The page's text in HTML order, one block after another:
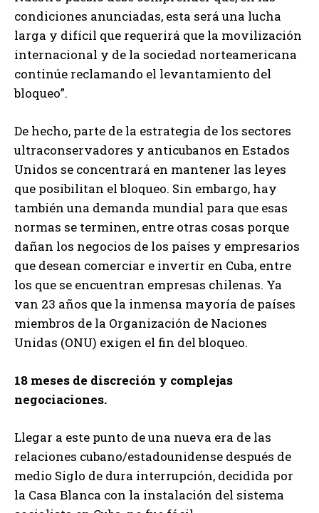
condiciones anunciadas, esta será una lucha
larga y difícil que requerirá que la movilización
internacional y de la sociedad norteamericana
continúe reclamando el levantamiento del
bloqueo”.
De hecho, parte de la estrategia de los sectores
ultraconservadores y anticubanos en Estados
Unidos se concentrará en mantener las leyes
que posibilitan el bloqueo. Sin embargo, hay
también una demanda mundial para que esas
normas se terminen, entre otras cosas porque
dañan los negocios de los países y empresarios
que desean comerciar e invertir en Cuba, entre
los que se encuentran empresas chilenas. Ya
van 23 años que la inmensa mayoría de países
miembros de la Organización de Naciones
Unidas (ONU) exigen el fin del bloqueo.
18 meses de discreción y complejas
negociaciones.
Llegar a este punto de una nueva era de las
relaciones cubano/estadounidense después de
medio Siglo de dura interrupción, decidida por
la Casa Blanca con la instalación del sistema